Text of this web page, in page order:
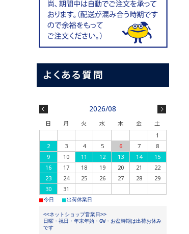
2026/08
日 月 火 水 木 金
土
1
2
3 4 5 6 7
8
9
10 11 12 13 14
15
16
17 18 19 20 21
22
23
24 25 26 27 28
29
30
31
■今日 ■出荷休業日
<<ネットショップ営業日>>
日曜・祝日・年末年始・GW・お盆時期は出荷お休み
です